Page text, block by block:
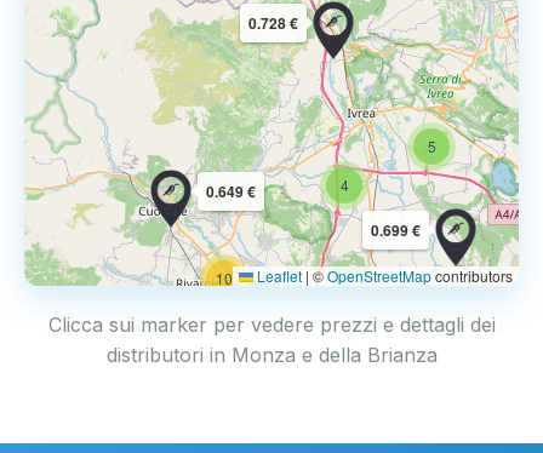
10
4
5
0.699 €
0.649 €
0.728 €
Leaflet | ©OpenStreetMapcontributors
Clicca sui marker per vedere prezzi e dettagli dei
distributori in Monza e della Brianza